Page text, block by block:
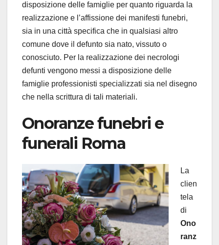
disposizione delle famiglie per quanto riguarda la
realizzazione e l’affissione dei manifesti funebri,
sia in una città specifica che in qualsiasi altro
comune dove il defunto sia nato, vissuto o
conosciuto. Per la realizzazione dei necrologi
defunti vengono messi a disposizione delle
famiglie professionisti specializzati sia nel disegno
che nella scrittura di tali materiali.
Onoranze funebri e
funerali Roma
La
clien
tela
di
Ono
ranz